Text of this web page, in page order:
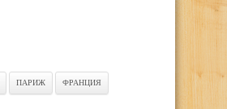
ПАРИЖ ФРАНЦИЯ